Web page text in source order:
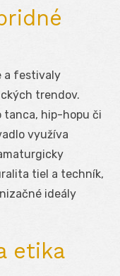
a festivaly
trendov.
tanca, hip-hopu či
využíva
tiel a techník,
ideály
etika